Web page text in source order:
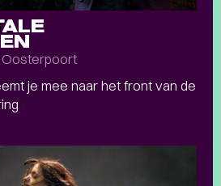
Oosterpoort
je mee naar het front van de